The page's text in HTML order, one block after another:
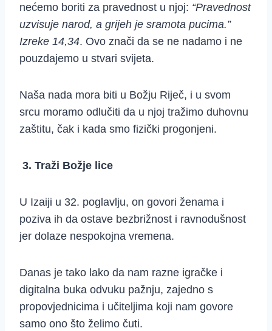
nećemo boriti za pravednost u njoj: “Pravednost
uzvisuje narod, a grijeh je sramota pucima.”
Izreke 14,34. Ovo znači da se ne nadamo i ne
pouzdajemo u stvari svijeta.
Naša nada mora biti u Božju Riječ, i u svom
srcu moramo odlučiti da u njoj tražimo duhovnu
zaštitu, čak i kada smo fizički progonjeni.
3. Traži Božje lice
U Izaiji u 32. poglavlju, on govori ženama i
poziva ih da ostave bezbrižnost i ravnodušnost
jer dolaze nespokojna vremena.
Danas je tako lako da nam razne igračke i
digitalna buka odvuku pažnju, zajedno s
propovjednicima i učiteljima koji nam govore
samo ono što želimo čuti.